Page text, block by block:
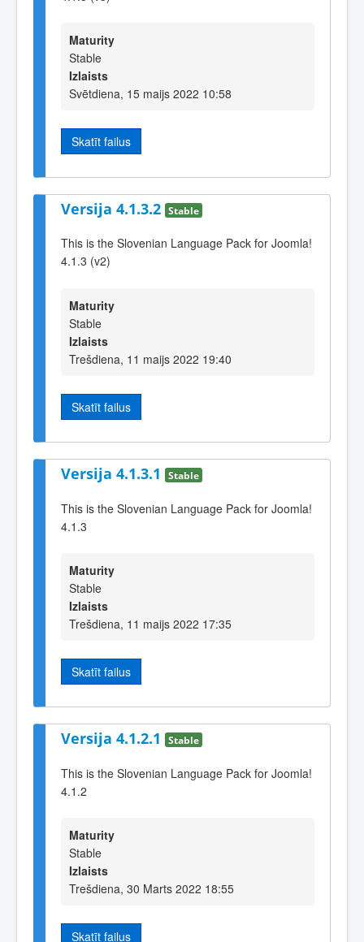
Maturity
Stable
Izlaists
Svētdiena, 15 maijs 2022 10:58
Skatīt failus
Versija 4.1.3.2 Stable
This is the Slovenian Language Pack for Joomla!
4.1.3 (v2)
Maturity
Stable
Izlaists
Trešdiena, 11 maijs 2022 19:40
Skatīt failus
Versija 4.1.3.1 Stable
This is the Slovenian Language Pack for Joomla!
4.1.3
Maturity
Stable
Izlaists
Trešdiena, 11 maijs 2022 17:35
Skatīt failus
Versija 4.1.2.1 Stable
This is the Slovenian Language Pack for Joomla!
4.1.2
Maturity
Stable
Izlaists
Trešdiena, 30 Marts 2022 18:55
Skatīt failus